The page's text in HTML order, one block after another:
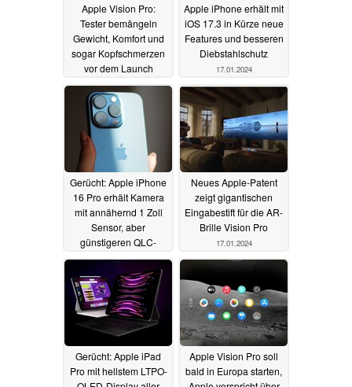
Apple Vision Pro:
Tester bemängeln
Gewicht, Komfort und
sogar Kopfschmerzen
vor dem Launch
17.01.2024
Apple iPhone erhält mit
iOS 17.3 in Kürze neue
Features und besseren
Diebstahlschutz
17.01.2024
Gerücht: Apple iPhone
16 Pro erhält Kamera
mit annähernd 1 Zoll
Sensor, aber
günstigeren QLC-
NAND-Speicher
17.01.2024
Neues Apple-Patent
zeigt gigantischen
Eingabestift für die AR-
Brille Vision Pro
17.01.2024
Gerücht: Apple iPad
Pro mit hellstem LTPO-
Apple Vision Pro soll
bald in Europa starten,